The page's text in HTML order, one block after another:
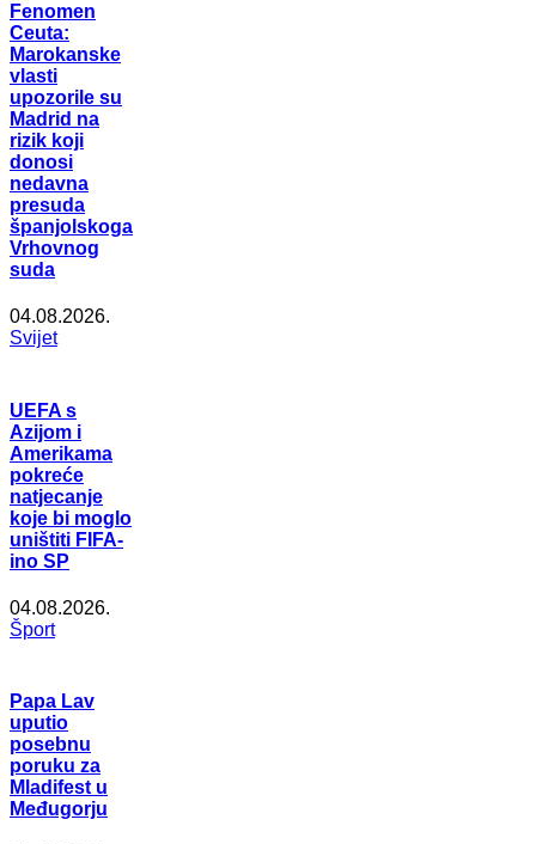
Fenomen
Ceuta:
Marokanske
vlasti
upozorile su
Madrid na
rizik koji
donosi
nedavna
presuda
španjolskoga
Vrhovnog
suda
04.08.2026.
Svijet
UEFA s
Azijom i
Amerikama
pokreće
natjecanje
koje bi moglo
uništiti FIFA-
ino SP
04.08.2026.
Šport
Papa Lav
uputio
posebnu
poruku za
Mladifest u
Međugorju